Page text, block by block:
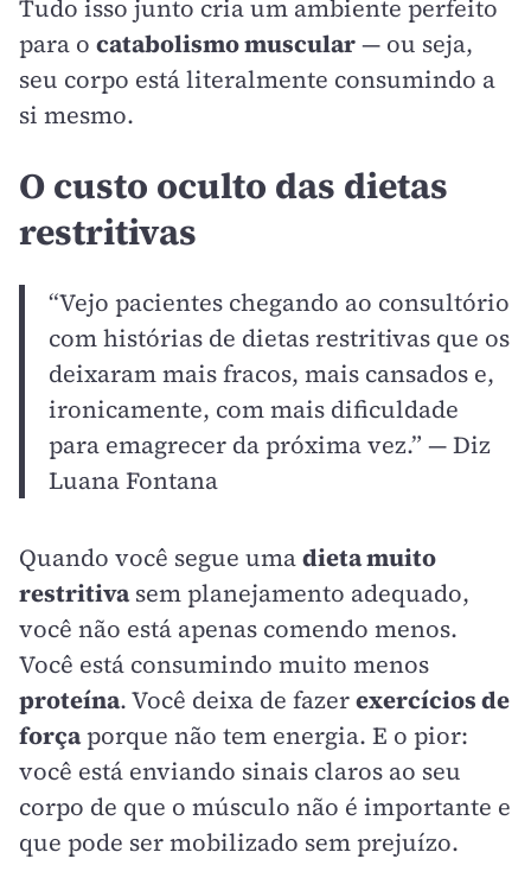
Tudo isso junto cria um ambiente perfeito
para o catabolismo muscular— ou seja,
seu corpo está literalmente consumindo a
si mesmo.
O custo oculto das dietas
restritivas
“Vejo pacientes chegando ao consultório
com histórias de dietas restritivas que os
deixaram mais fracos, mais cansados e,
ironicamente, com mais dificuldade
para emagrecer da próxima vez.” — Diz
Luana Fontana
Quando você segue umadieta muito
restritivasem planejamento adequado,
você não está apenas comendo menos.
Você está consumindo muito menos
proteína. Você deixa de fazerexercícios de
forçaporque não tem energia. E o pior:
você está enviando sinais claros ao seu
corpo de que o músculo não é importante e
que pode ser mobilizado sem prejuízo.